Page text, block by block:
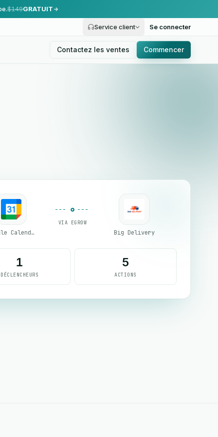
$149GRATUIT
Service client Se connecter
Contactez les ventes Commencer
Google Calendar
VIA EGROW
Big Delivery
1
DÉCLENCHEURS
5
ACTIONS